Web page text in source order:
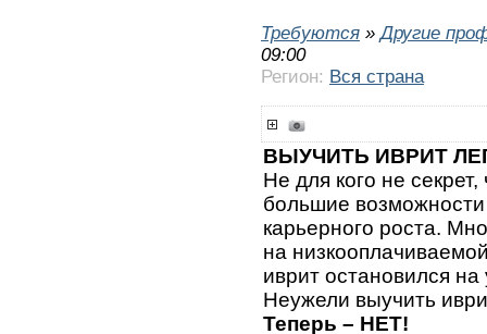
Требуются »Другие
09:00
Регион: Вся страна
ВЫУЧИТЬ ИВРИТ
Не для кого не
большие
карьерного роста.
на
иврит остановился
Неужели выучить
Теперь – НЕТ!